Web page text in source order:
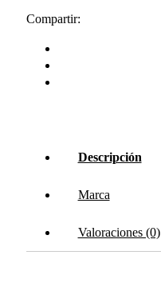
Compartir:
Descripción
Marca
Valoraciones (0)